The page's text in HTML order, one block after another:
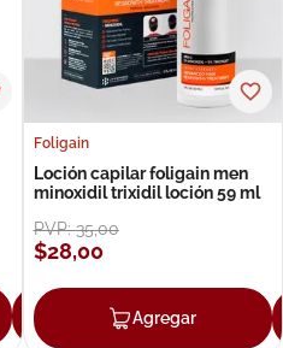
Agregar
Foligain
Loción capilar foligain men
minoxidil trixidil loción 59 ml
PVP:35,00
$28,00
Agregar